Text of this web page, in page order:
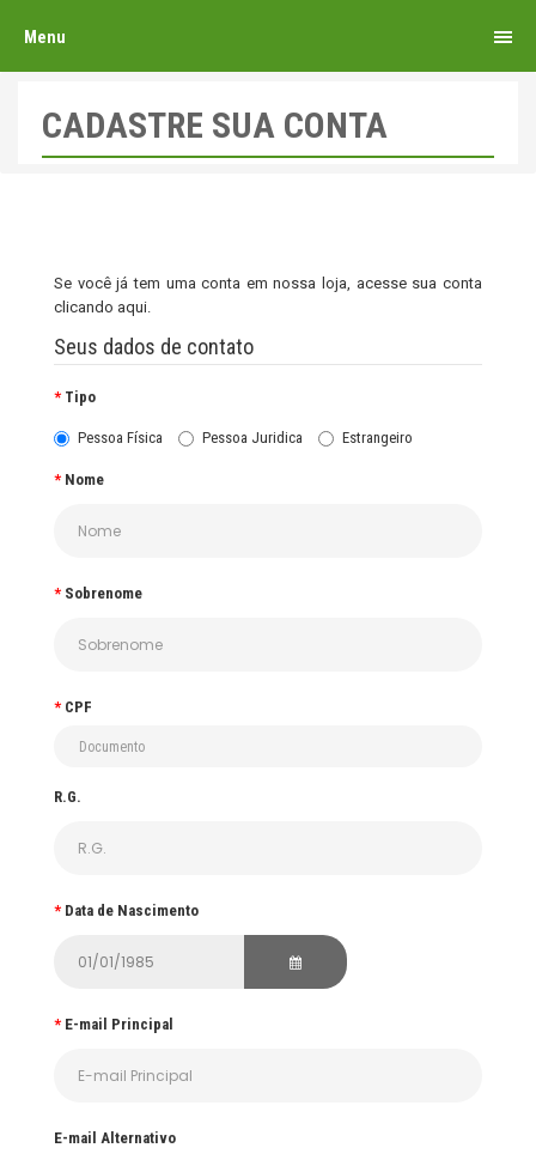
Menu
CADASTRE SUA CONTA
Se você já tem uma conta em nossa loja, acesse sua conta
clicando aqui.
Seus dados de contato
Tipo
Pessoa Física Pessoa Juridica Estrangeiro
Nome
Sobrenome
CPF
R.G.
Data de Nascimento
E-mail Principal
E-mail Alternativo